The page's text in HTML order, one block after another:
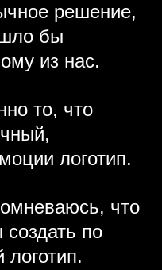
решение,
бы
из нас.
то, что
логотип.
что
по
логотип.